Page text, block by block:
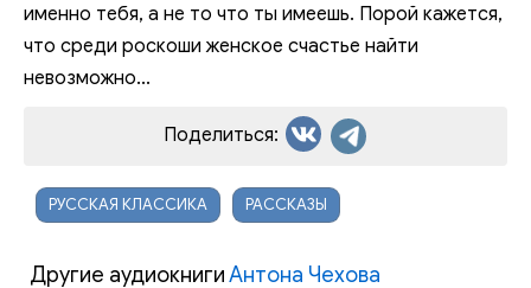
именно тебя, а не то что ты имеешь. Порой кажется,
что среди роскоши женское счастье найти
невозможно...
Поделиться:
РУССКАЯ КЛАССИКА РАССКАЗЫ
Другие аудиокнигиАнтона Чехова